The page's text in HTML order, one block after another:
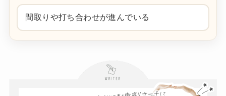
間取りや打ち合わせが進んでいる